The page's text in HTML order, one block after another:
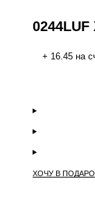
+ 16.45 на
ХОЧУ В